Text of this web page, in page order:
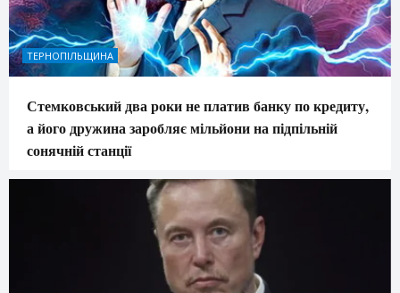
ТЕРНОПІЛЬЩИНА
Стемковський два роки не платив банку по кредиту,
а його дружина заробляє мільйони на підпільній
сонячній станції